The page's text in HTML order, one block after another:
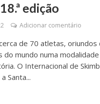
edição
Adicionar comentário
de 70 atletas, oriundos
do mundo numa
O Internacional de
Santa...